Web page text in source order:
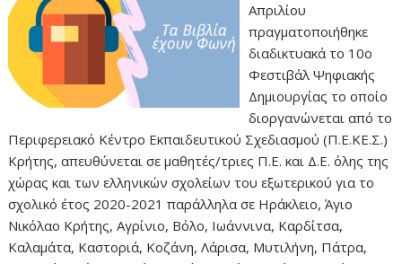
Απριλίου
πραγματοποιήθηκε
διαδικτυακά το 10ο
Φεστιβάλ Ψηφιακής
Δημιουργίας το οποίο
διοργανώνεται από το
Περιφερειακό Κέντρο Εκπαιδευτικού Σχεδιασμού (Π.Ε.ΚΕ.Σ.)
Κρήτης, απευθύνεται σε μαθητές/τριες Π.Ε. και Δ.Ε. όλης της
χώρας και των ελληνικών σχολείων του εξωτερικού για το
σχολικό έτος 2020-2021 παράλληλα σε Ηράκλειο, Άγιο
Νικόλαο Κρήτης, Αγρίνιο, Βόλο, Ιωάννινα, Καρδίτσα,
Καλαμάτα, Καστοριά, Κοζάνη, Λάρισα, Μυτιλήνη, Πάτρα,